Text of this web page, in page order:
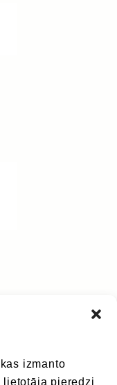
izmanto
lietotāja pieredzi